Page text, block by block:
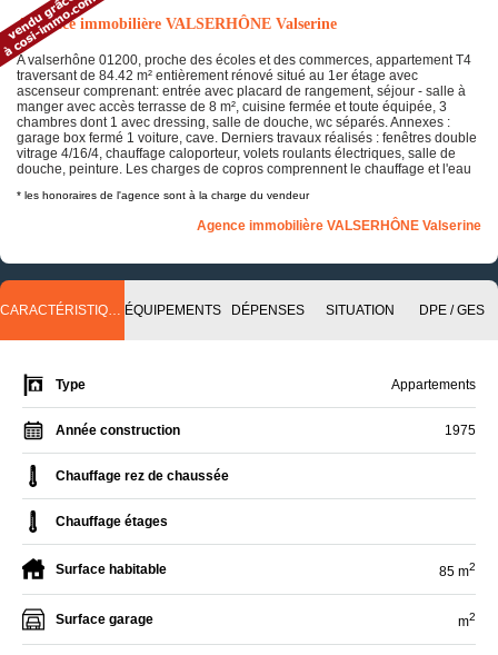
Annonce immobilière VALSERHÔNE Valserine
A valserhône 01200, proche des écoles et des commerces, appartement T4
traversant de 84.42 m² entièrement rénové situé au 1er étage avec
ascenseur comprenant: entrée avec placard de rangement, séjour - salle à
manger avec accès terrasse de 8 m², cuisine fermée et toute équipée, 3
chambres dont 1 avec dressing, salle de douche, wc séparés. Annexes :
garage box fermé 1 voiture, cave. Derniers travaux réalisés : fenêtres double
vitrage 4/16/4, chauffage caloporteur, volets roulants électriques, salle de
douche, peinture. Les charges de copros comprennent le chauffage et l'eau
* les honoraires de l'agence sont à la charge du vendeur
Agence immobilière VALSERHÔNE Valserine
CARACTÉRISTIQUES ÉQUIPEMENTS DÉPENSES SITUATION DPE / GES
Type Appartements
Année construction 1975
Chauffage rez de chaussée
Chauffage étages
Surface habitable 85 m2
Surface garage m2